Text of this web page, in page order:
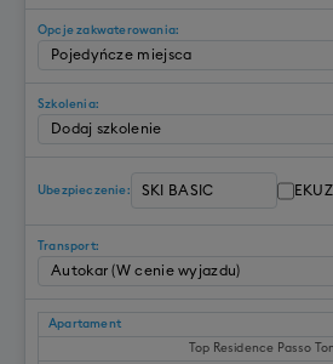
Opcje zakwaterowania:
Szkolenia:
Ubezpieczenie: EKUZ
Transport:
Apartament
Top Residence Passo